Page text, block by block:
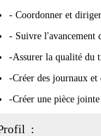
- Coordonner et
- Suivre l'avancement
-Assurer la qualité du
-Créer des journaux et
-Créer une pièce
: